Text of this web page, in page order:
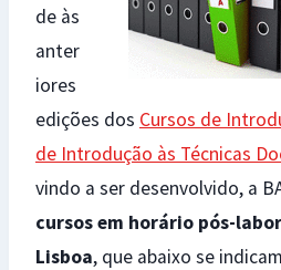
de às
anter
iores
edições dos Cursos de
de Introdução às Técnicas
vindo a ser desenvolvido, a
cursos em horário pós-
Lisboa, que abaixo se